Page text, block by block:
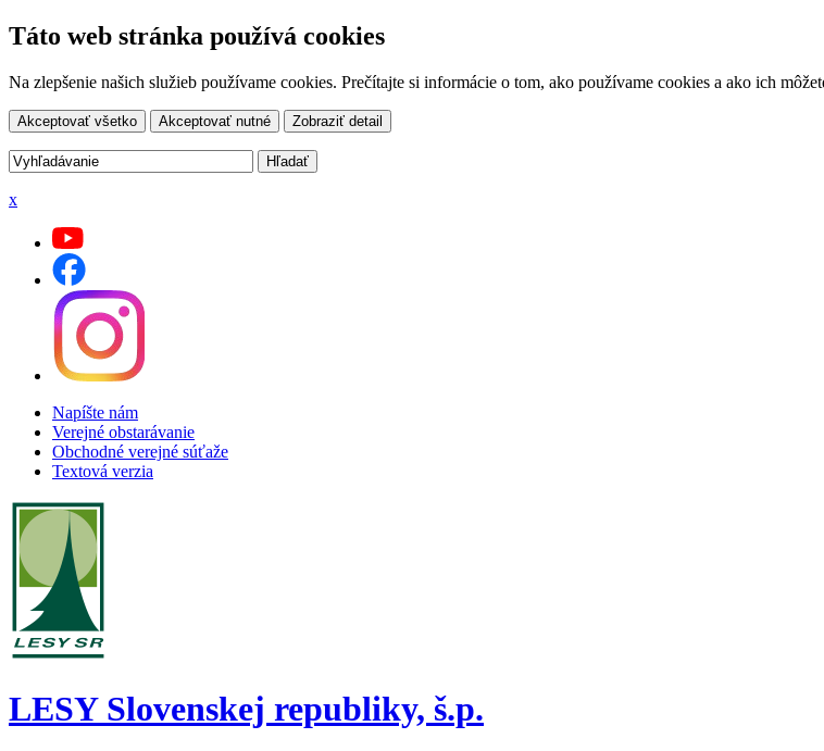
Táto web stránka používá cookies
Na zlepšenie našich služieb používame cookies. Prečítajte si informácie o tom, ako používame cookies a ako ich
Akceptovať všetko Akceptovať nutné Zobraziť detail
x
Napíšte nám
Verejné obstarávanie
Obchodné verejné súťaže
Textová verzia
LESY Slovenskej republiky, š.p.